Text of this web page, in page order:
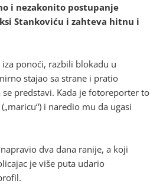
i nezakonito postupanje
Stankoviću i zahteva hitnu i
ponoći, razbili blokadu u
stajao sa strane i pratio
predstavi. Kada je fotoreporter to
i naredio mu da ugasi
dva dana ranije, a koji
je više puta udario